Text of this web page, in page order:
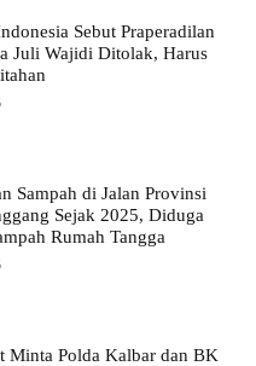
Sebut Praperadilan
Juli Wajidi Ditolak, Harus
Sampah di Jalan Provinsi
Sejak 2025, Diduga
Rumah Tangga
Minta Polda Kalbar dan BK